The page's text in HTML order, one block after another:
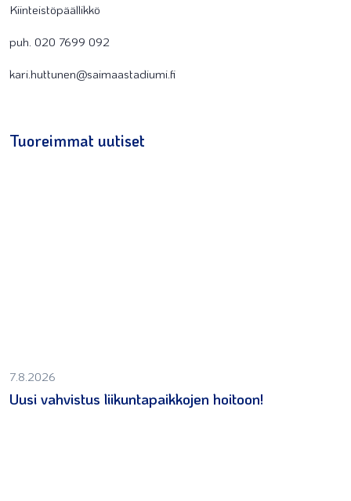
Kiinteistöpäällikkö
puh. 020 7699 092
kari.huttunen@saimaastadiumi.fi
Tuoreimmat uutiset
7.8.2026
Uusi vahvistus liikuntapaikkojen hoitoon!